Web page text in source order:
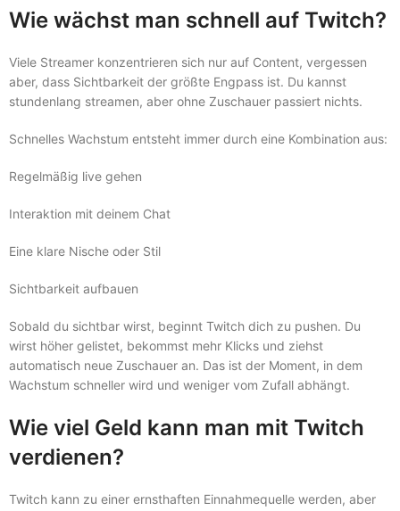
Wie wächst man schnell auf Twitch?
Viele Streamer konzentrieren sich nur auf Content, vergessen
aber, dass Sichtbarkeit der größte Engpass ist. Du kannst
stundenlang streamen, aber ohne Zuschauer passiert nichts.
Schnelles Wachstum entsteht immer durch eine Kombination aus:
Regelmäßig live gehen
Interaktion mit deinem Chat
Eine klare Nische oder Stil
Sichtbarkeit aufbauen
Sobald du sichtbar wirst, beginnt Twitch dich zu pushen. Du
wirst höher gelistet, bekommst mehr Klicks und ziehst
automatisch neue Zuschauer an. Das ist der Moment, in dem
Wachstum schneller wird und weniger vom Zufall abhängt.
Wie viel Geld kann man mit Twitch
verdienen?
Twitch kann zu einer ernsthaften Einnahmequelle werden, aber